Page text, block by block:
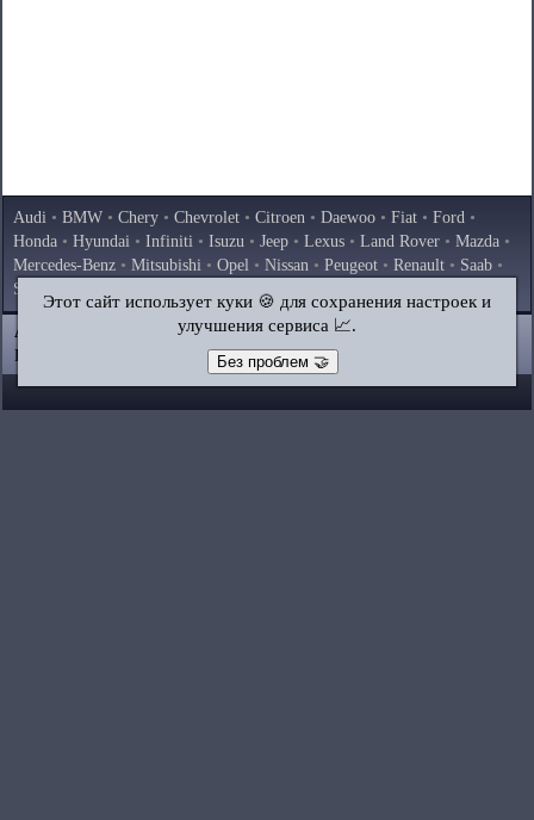
Audi • BMW • Chery • Chevrolet • Citroen • Daewoo • Fiat • Ford •
Honda • Hyundai • Infiniti • Isuzu • Jeep • Lexus • Land Rover • Mazda •
Mercedes-Benz • Mitsubishi • Opel • Nissan • Peugeot • Renault • Saab •
Skoda
Volkswagen
AutoInstruction.ru © 2020–2026|Полная версия
Карта сайта
Контакты|Поиск по сайту
Этот сайт использует куки 🍪 для сохранения настроек и
улучшения сервиса 📈.
Без проблем 🤝